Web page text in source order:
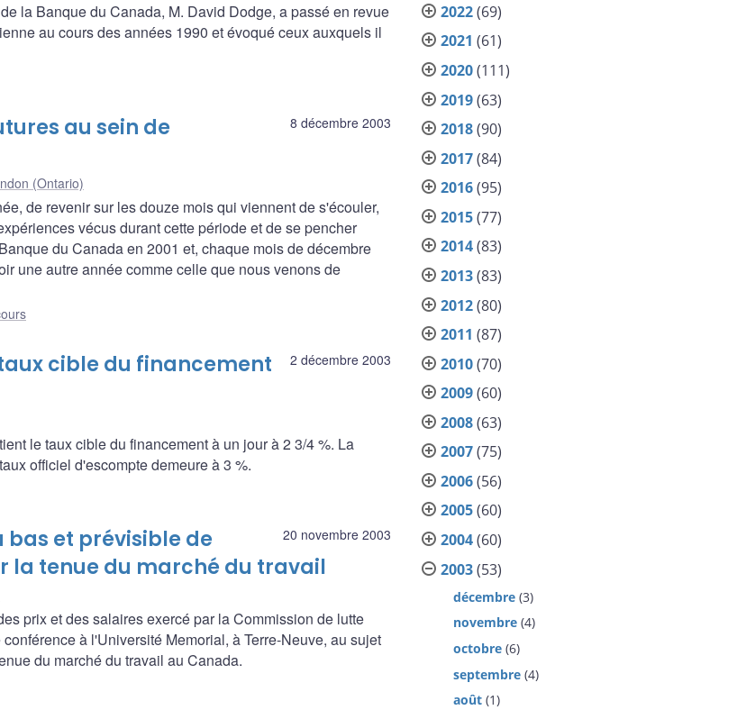
la Banque du Canada, M. David Dodge, a passé en revue
au cours des années 1990 et évoqué ceux auxquels il
8 décembre 2003
au sein de
(Ontario)
de revenir sur les douze mois qui viennent de s'écouler,
vécus durant cette période et de se pencher
du Canada en 2001 et, chaque mois de décembre
une autre année comme celle que nous venons de
2 décembre 2003
cible du financement
le taux cible du financement à un jour à 2 3/4 %. La
officiel d'escompte demeure à 3 %.
20 novembre 2003
bas et prévisible de
la tenue du marché du travail
prix et des salaires exercé par la Commission de lutte
à l'Université Memorial, à Terre-Neuve, au sujet
du marché du travail au Canada.
2022(69)
2021 (61)
2020(111)
2019(63)
2018(90)
2017(84)
2016(95)
2015(77)
2014(83)
2013(83)
2012(80)
2011 (87)
2010(70)
2009(60)
2008(63)
2007(75)
2006(56)
2005(60)
2004(60)
2003(53)
décembre (3)
novembre (4)
octobre (6)
septembre (4)
août (1)